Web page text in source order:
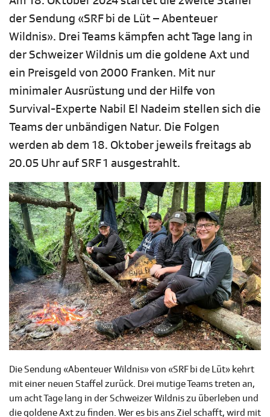
der Sendung «SRF bi de Lüt – Abenteuer
Wildnis». Drei Teams kämpfen acht Tage lang in
der Schweizer Wildnis um die goldene Axt und
ein Preisgeld von 2000 Franken. Mit nur
minimaler Ausrüstung und der Hilfe von
Survival-Experte Nabil El Nadeim stellen sich die
Teams der unbändigen Natur. Die Folgen
werden ab dem 18. Oktober jeweils freitags ab
20.05 Uhr auf SRF 1 ausgestrahlt.
Die Sendung «Abenteuer Wildnis» von «SRF bi de Lüt» kehrt
mit einer neuen Staffel zurück. Drei mutige Teams treten an,
um acht Tage lang in der Schweizer Wildnis zu überleben und
die goldene Axt zu finden. Wer es bis ans Ziel schafft, wird mit